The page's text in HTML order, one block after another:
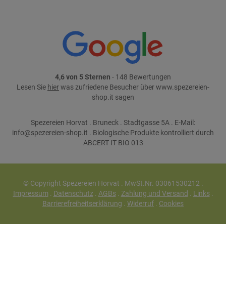
4,6 von 5 Sternen - 148 Bewertungen
Lesen Sie hierwas zufriedene Besucher über www.spezereien-
shop.it sagen
Spezereien Horvat . Bruneck . Stadtgasse 5A . E-Mail:
info@spezereien-shop.it . Biologische Produkte kontrolliert durch
ABCERT IT BIO 013
© Copyright Spezereien Horvat . MwSt.Nr. 03061530212 .
Impressum. Datenschutz. AGBs. Zahlung und Versand . Links.
Barrierefreiheitserklärung . Widerruf . Cookies